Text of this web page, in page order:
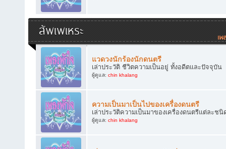
สัพเพเหระ
แวดวงนักร้องนักดนตรี
เล่าประวัติ ชีวิตความเป็นอยู่ ทั้งอดีตและปัจจุบัน
ผู้ดูแล: chin khalang
ความเป็นมาเป็นไปของเครื่องดนตรี
เล่าประวัติความเป็นมาของเครื่องดนตรีแต่ละชนิ
ผู้ดูแล: chin khalang